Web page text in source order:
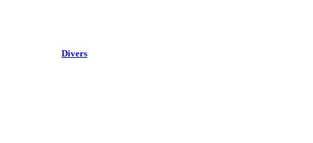
Divers